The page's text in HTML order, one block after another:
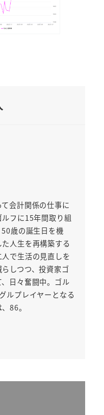
会計関係の仕事に
フに15年間取り組
歳の誕生日を機
人生を再構築する
で生活の見直しを
しつつ、投資家ゴ
日々奮闘中。ゴル
ルプレイヤーとなる
86。